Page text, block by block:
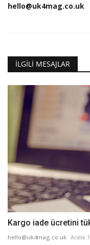
hello@uk4mag.co.uk
İLGILI MESAJLAR
Kargo iade ücretini
hello@uk4mag.co.uk Aralık